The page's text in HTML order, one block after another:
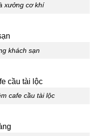
xưởng cơ khí
khách sạn
cafe cầu tài lộc